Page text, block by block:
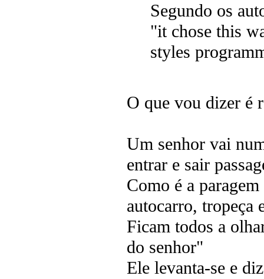
Segundo os
"it chose this
styles
O que vou dizer é
Um senhor vai
entrar e sair
Como é a
autocarro, tropeça
Ficam todos a
do senhor"
Ele levanta-se e